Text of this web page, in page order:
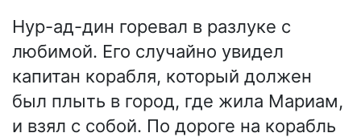
Нур-ад-дин горевал в разлуке с
любимой. Его случайно увидел
капитан корабля, который должен
был плыть в город, где жила Мариам,
и взял с собой. По дороге на корабль